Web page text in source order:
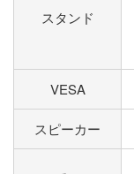
スタンド
VESA
スピーカー